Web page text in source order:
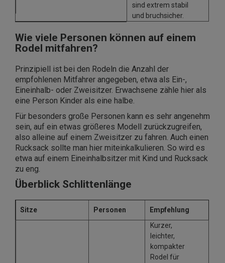
sind extrem stabil
und bruchsicher.
Wie viele Personen können auf einem
Rodel mitfahren?
Prinzipiell ist bei den Rodeln die Anzahl der
empfohlenen Mitfahrer angegeben, etwa als Ein-,
Eineinhalb- oder Zweisitzer. Erwachsene zähle hier als
eine Person Kinder als eine halbe.
Für besonders große Personen kann es sehr angenehm
sein, auf ein etwas größeres Modell zurückzugreifen,
also alleine auf einem Zweisitzer zu fahren. Auch einen
Rucksack sollte man hier miteinkalkulieren. So wird es
etwa auf einem Eineinhalbsitzer mit Kind und Rucksack
zu eng.
Überblick Schlittenlänge
Sitze Personen
Empfehlung
Kurzer,
leichter,
kompakter
Rodel für